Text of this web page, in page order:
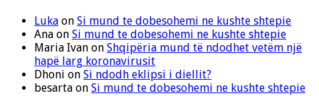
Luka on Si mund te dobesohemi ne kushte shtepie
Ana on Si mund te dobesohemi ne kushte shtepie
Maria Ivan on Shqipëria mund të ndodhet vetëm një
hapë larg koronavirusit
Dhoni on Si ndodh eklipsi i diellit?
besarta on Si mund te dobesohemi ne kushte shtepie